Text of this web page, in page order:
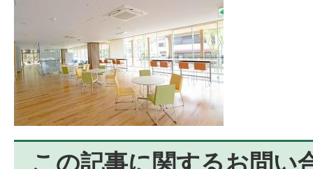
この記事に関するお問い